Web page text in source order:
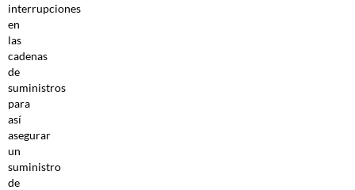
interrupciones
en
las
cadenas
de
suministros
para
así
asegurar
un
suministro
de